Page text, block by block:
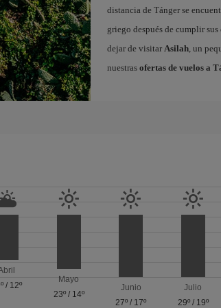
distancia de Tánger se
griego después de cumplir
dejar de visitar Asilah, un
nuestras ofertas de vuelos a
/ 12º
Mayo
23º/ 14º
Junio
27º / 17º
Julio
29º/ 19º